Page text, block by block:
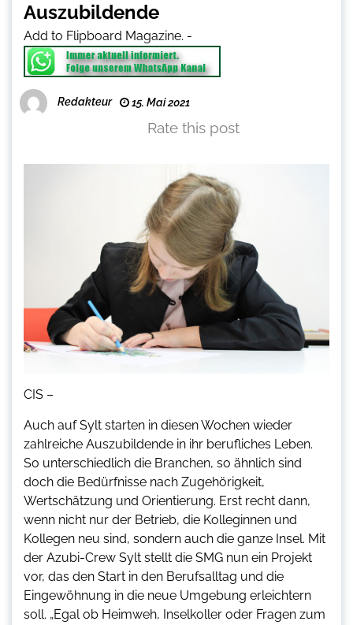
Auszubildende
Add to Flipboard Magazine. -
Redakteur 15. Mai 2021
Rate this post
CIS –
Auch auf Sylt starten in diesen Wochen wieder
zahlreiche Auszubildende in ihr berufliches Leben.
So unterschiedlich die Branchen, so ähnlich sind
doch die Bedürfnisse nach Zugehörigkeit,
Wertschätzung und Orientierung. Erst recht dann,
wenn nicht nur der Betrieb, die Kolleginnen und
Kollegen neu sind, sondern auch die ganze Insel. Mit
der Azubi-Crew Sylt stellt die SMG nun ein Projekt
vor, das den Start in den Berufsalltag und die
Eingewöhnung in die neue Umgebung erleichtern
soll. „Egal ob Heimweh, Inselkoller oder Fragen zum